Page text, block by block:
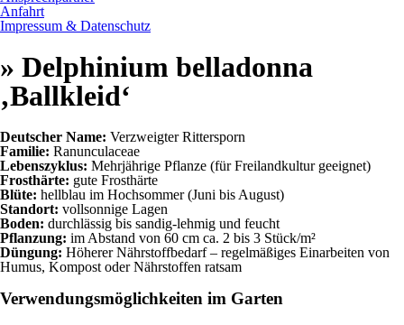
Anfahrt
Impressum & Datenschutz
» Delphinium belladonna
‚Ballkleid‘
Deutscher Name: Verzweigter Rittersporn
Familie: Ranunculaceae
Lebenszyklus: Mehrjährige Pflanze (für Freilandkultur geeignet)
Frosthärte: gute Frosthärte
Blüte: hellblau im Hochsommer (Juni bis August)
Standort: vollsonnige Lagen
Boden: durchlässig bis sandig-lehmig und feucht
Pflanzung: im Abstand von 60 cm ca. 2 bis 3 Stück/m²
Düngung: Höherer Nährstoffbedarf – regelmäßiges Einarbeiten von
Humus, Kompost oder Nährstoffen ratsam
Verwendungsmöglichkeiten im Garten